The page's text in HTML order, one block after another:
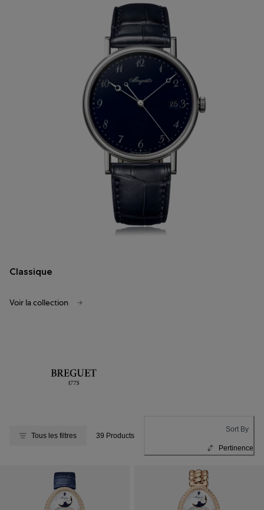
Classique
Voir la collection
Tous les filtres 39 Products
Sort By
Pertinence